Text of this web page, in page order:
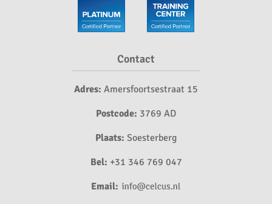
Contact
Adres: Amersfoortsestraat 15
Postcode: 3769 AD
Plaats: Soesterberg
Bel: +31 346 769 047
Email: